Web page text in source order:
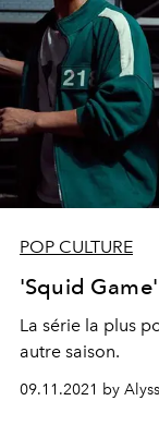
POP CULTURE
'Squid
La série la plus
autre saison.
09.11.2021 by